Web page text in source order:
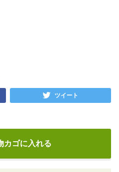
ツイート